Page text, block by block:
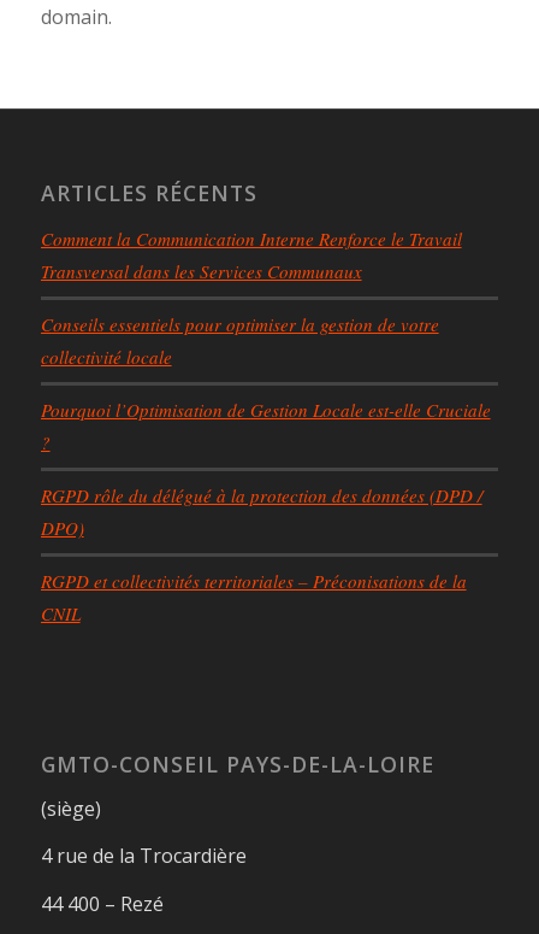
domain.
ARTICLES RÉCENTS
Comment la Communication Interne Renforce le Travail
Transversal dans les Services Communaux
Conseils essentiels pour optimiser la gestion de votre
collectivité locale
Pourquoi l’Optimisation de Gestion Locale est-elle Cruciale
?
RGPD rôle du délégué à la protection des données (DPD /
DPO)
RGPD et collectivités territoriales – Préconisations de la
CNIL
GMTO-CONSEIL PAYS-DE-LA-LOIRE
(siège)
4 rue de la Trocardière
44 400 – Rezé